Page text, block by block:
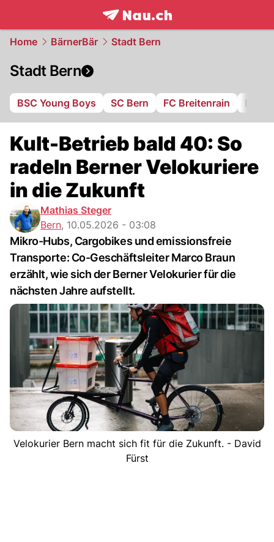
frontpage.NAU.ch
Home BärnerBär Stadt Bern
Stadt Bern
BSC Young Boys SC Bern FC Breitenrain BSV
Kult-Betrieb bald 40: So
radeln Berner Velokuriere
in die Zukunft
Mathias Steger
Bern, 10.05.2026 - 03:08
Mikro-Hubs, Cargobikes und emissionsfreie
Transporte: Co-Geschäftsleiter Marco Braun
erzählt, wie sich der Berner Velokurier für die
nächsten Jahre aufstellt.
Velokurier Bern macht sich fit für die Zukunft. - David
Fürst